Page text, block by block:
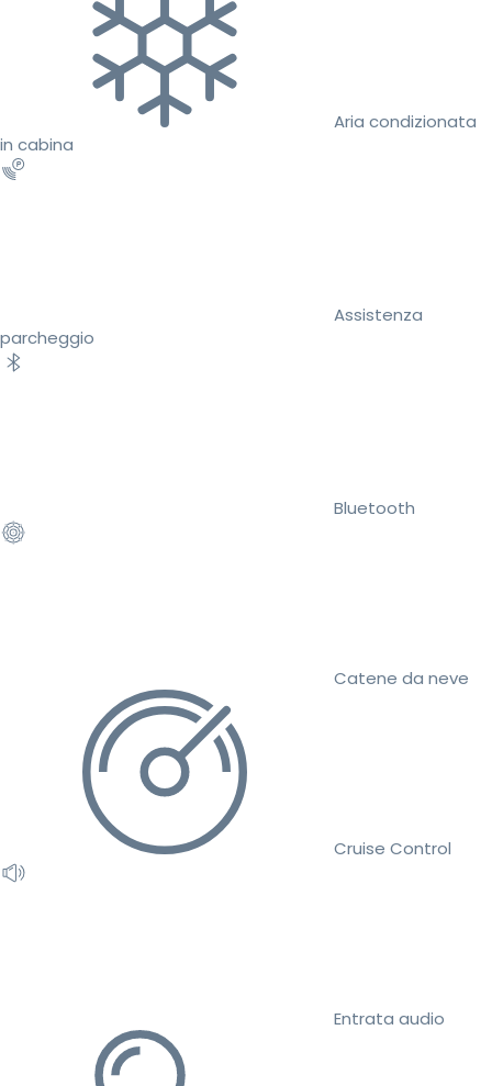
Aria condizionata
in cabina
Assistenza
parcheggio
Bluetooth
Catene da neve
Cruise Control
Entrata audio